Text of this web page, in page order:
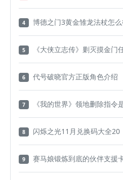
4 博德之门3黄金雏龙法杖怎
5 《大侠立志传》剿灭摸金门
6 代号破晓官方正版角色介绍
7 《我的世界》领地删除指令
8 闪烁之光11月兑换码大全20
9 赛马娘锻炼到底的伙伴支援